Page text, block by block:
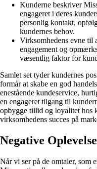
Kunderne beskriver
engageret i deres
personlig kontakt,
kundernes behov.
Virksomhedens evne til
engagement og
væsentlig faktor for
Samlet set tyder kundernes
formår at skabe en god
enestående kundeservice,
en engageret tilgang til
opbygge tillid og loyalitet hos
virksomhedens succes på
Negative
Når vi ser på de omtaler, som